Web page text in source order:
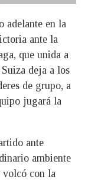
adelante en la
ante la
que unida a
deja a los
de grupo, a
jugará la
ante
ambiente
volcó con la